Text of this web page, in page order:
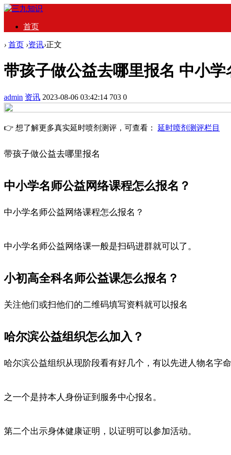
首页
› 首页 ›资讯›正文
带孩子做公益去哪里报名 中小
admin 资讯 2023-08-06 03:42:14 703 0
👉 想了解更多真实延时喷剂测评，可查看： 延时喷剂测评栏目
带孩子做公益去哪里报名
中小学名师公益网络课程怎么报名？
中小学名师公益网络课程怎么报名？
中小学名师公益网络课一般是扫码进群就可以了。
小初高全科名师公益课怎么报名？
关注他们或扫他们的二维码填写资料就可以报名
哈尔滨公益组织怎么加入？
哈尔滨公益组织从现阶段看有好几个，有以先进人物名字
之一个是持本人身份证到服务中心报名。
第二个出示身体健康证明，以证明可以参加活动。